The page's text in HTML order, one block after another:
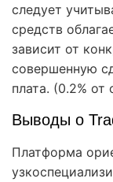
следует
средств
зависит от
совершенную
плата. (0.2%
Выводы о
Платформа